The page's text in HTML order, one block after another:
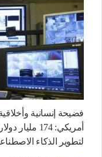
فضيحة إنسانية
أمريكي: 174
لتطوير الذكاء